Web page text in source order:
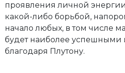
проявления личной
какой-либо борьбой,
начало любых, в том числе
будет наиболее успешными
благодаря Плутону.